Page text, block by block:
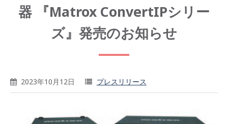
器 『Matrox ConvertIPシリー
ズ』発売のお知らせ
2023年10月12日 プレスリリース